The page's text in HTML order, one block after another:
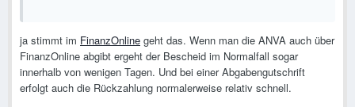
ja stimmt im FinanzOnline geht das. Wenn man die ANVA auch über
FinanzOnline abgibt ergeht der Bescheid im Normalfall sogar
innerhalb von wenigen Tagen. Und bei einer Abgabengutschrift
erfolgt auch die Rückzahlung normalerweise relativ schnell.